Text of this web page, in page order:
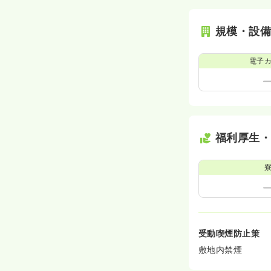
規模・設備
電子
福利厚生
寮
受動喫煙防止策
敷地内禁煙